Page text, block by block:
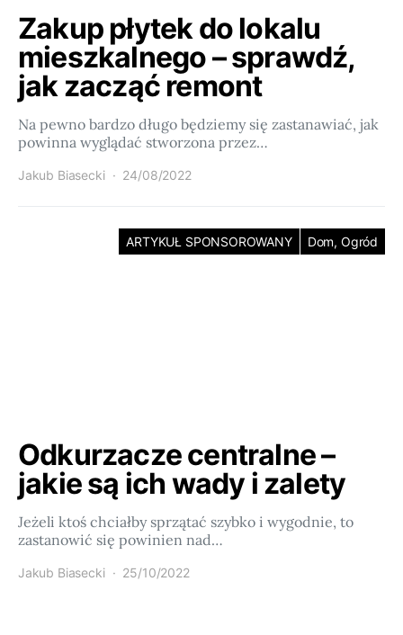
Zakup płytek do lokalu
mieszkalnego – sprawdź,
jak zacząć remont
Na pewno bardzo długo będziemy się zastanawiać, jak
powinna wyglądać stworzona przez…
Jakub Biasecki 24/08/2022
ARTYKUŁ SPONSOROWANY Dom, Ogród
Odkurzacze centralne –
jakie są ich wady i zalety
Jeżeli ktoś chciałby sprzątać szybko i wygodnie, to
zastanowić się powinien nad…
Jakub Biasecki 25/10/2022